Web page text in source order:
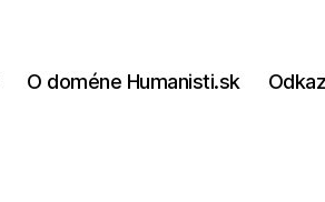
O doméne Humanisti.sk